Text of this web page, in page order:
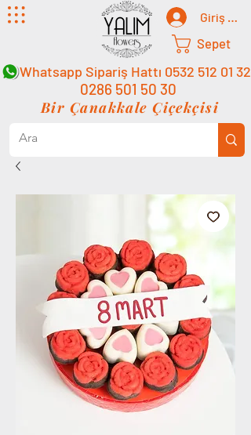
Giriş Yap
Sepet
Whatsapp Sipariş Hattı 0532 512 01 32
0286 501 50 30
Bir Çanakkale Çiçekçisi